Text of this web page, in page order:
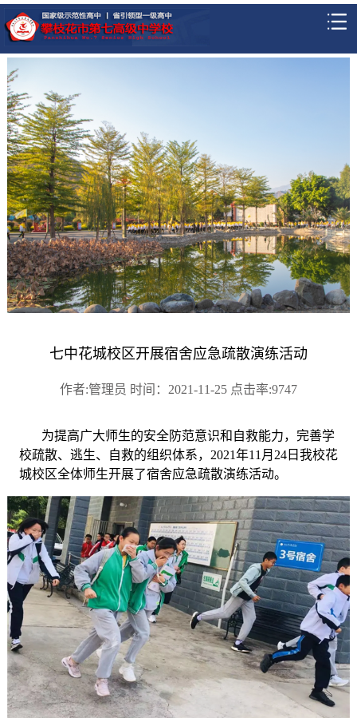
七中花城校区开展宿舍应急疏散演练活动
作者:管理员 时间：2021-11-25 点击率:9747
为提高广大师生的安全防范意识和自救能力，完善学
校疏散、逃生、自救的组织体系， 2021年11月24日我校花
城校区全体师生开展了宿舍应急疏散演练活动。